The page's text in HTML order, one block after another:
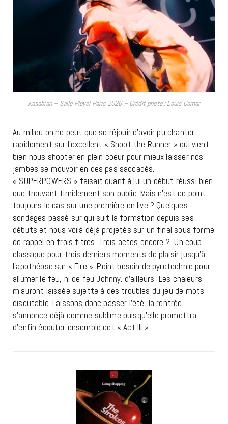
Kasabian – Salle Pleyel Paris 2026 – Crédit photo : Louis Comar
Au milieu on ne peut que se réjouir d’avoir pu chanter
rapidement sur l’excellent « Shoot the Runner » qui vient
bien nous shooter en plein coeur pour mieux laisser nos
jambes se mouvoir en des pas saccadés.
« SUPERPOWERS » faisait quant à lui un début réussi bien
que trouvant timidement son public. Mais n’est ce point
toujours le cas sur une première en live ? Quelques
sondages passé sur qui suit la formation depuis ses
débuts et nous voilà déjà projetés sur un final sous forme
de rappel en trois titres. Trois actes encore ? Un coup
classique pour trois derniers moments de plaisir jusqu’à
l’apothéose sur « Fire ». Point besoin de pyrotechnie pour
allumer le feu, ni de feu Johnny. d’ailleurs Les chaleurs
m’auront laissée sujette à des troubles du jeu de mots
discutable. Laissons donc passer l’été, la rentrée
s’annonce déjà comme sublime puisqu’elle promettra
d’enfin écouter ensemble cet « Act III ».